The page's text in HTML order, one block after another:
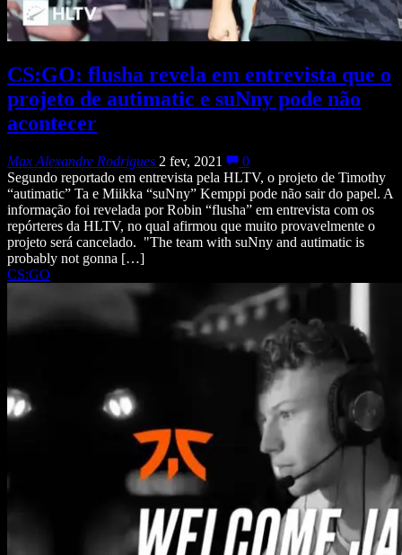
CS:GO: flusha revela em entrevista que o
projeto de autimatic e suNny pode não
acontecer
Max Alexandre Rodrigues 2 fev, 2021
0
Segundo reportado em entrevista pela HLTV, o projeto de Timothy
“autimatic” Ta e Miikka “suNny” Kemppi pode não sair do papel. A
informação foi revelada por Robin “flusha” em entrevista com os
repórteres da HLTV, no qual afirmou que muito provavelmente o
projeto será cancelado. "The team with suNny and autimatic is
probably not gonna […]
CS:GO